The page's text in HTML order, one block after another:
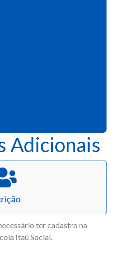
Adicionais
ter cadastro na
Itaú Social.